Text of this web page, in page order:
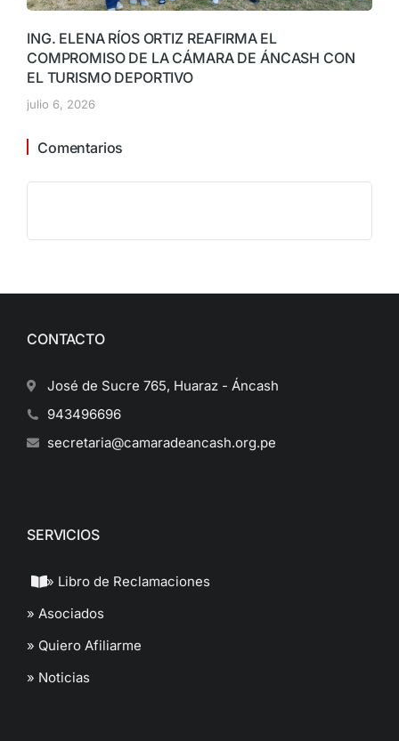
ING. ELENA RÍOS ORTIZ REAFIRMA EL
COMPROMISO DE LA CÁMARA DE ÁNCASH CON
EL TURISMO DEPORTIVO
julio 6, 2026
Comentarios
CONTACTO
José de Sucre 765, Huaraz - Áncash
943496696
secretaria@camaradeancash.org.pe
SERVICIOS
» Libro de Reclamaciones
» Asociados
» Quiero Afiliarme
» Noticias